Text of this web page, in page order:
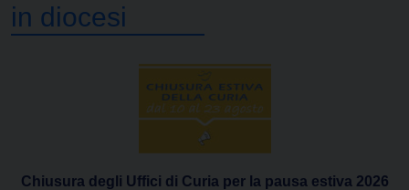
in diocesi
Chiusura degli Uffici di Curia per la pausa estiva 2026